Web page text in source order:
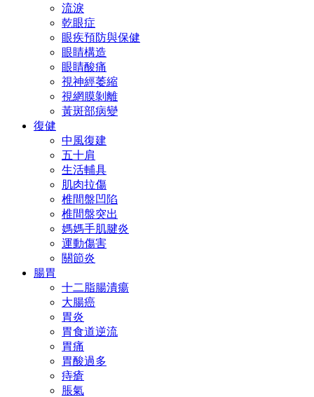
流淚
乾眼症
眼疾預防與保健
眼睛構造
眼睛酸痛
視神經萎縮
視網膜剝離
黃斑部病變
復健
中風復建
五十肩
生活輔具
肌肉拉傷
椎間盤凹陷
椎間盤突出
媽媽手肌腱炎
運動傷害
關節炎
腸胃
十二脂腸潰瘍
大腸癌
胃炎
胃食道逆流
胃痛
胃酸過多
痔瘡
脹氣